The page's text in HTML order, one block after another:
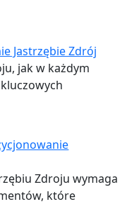
Jastrzębie Zdrój
jak w każdym
Zdroju wymaga
które